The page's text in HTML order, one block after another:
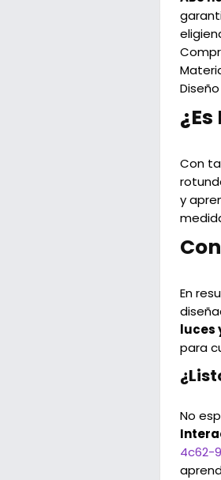
Con
y
En
luces
para
No
4c62-